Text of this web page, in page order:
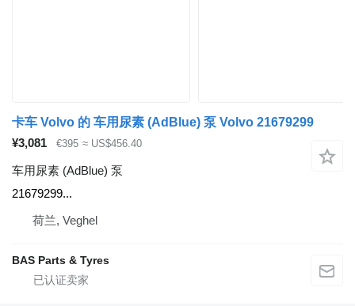
卡车 Volvo 的 车用尿素 (AdBlue) 泵 Volvo 21679299
¥3,081
€395 ≈ US$456.40
车用尿素 (AdBlue) 泵
21679299...
荷兰, Veghel
BAS Parts & Tyres